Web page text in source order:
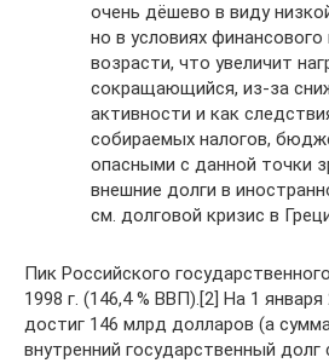
очень дёшево в виду
но в условиях
возрасти, что увеличит
сокращающийся, из-за
активности и как
собираемых налогов,
опасными с данной точки
внешние долги в
см. долговой кризис в
Пик Российского
1998 г. (146,4 % ВВП).[2] На 1
достиг 146 млрд долларов (а
внутренний государственный долг